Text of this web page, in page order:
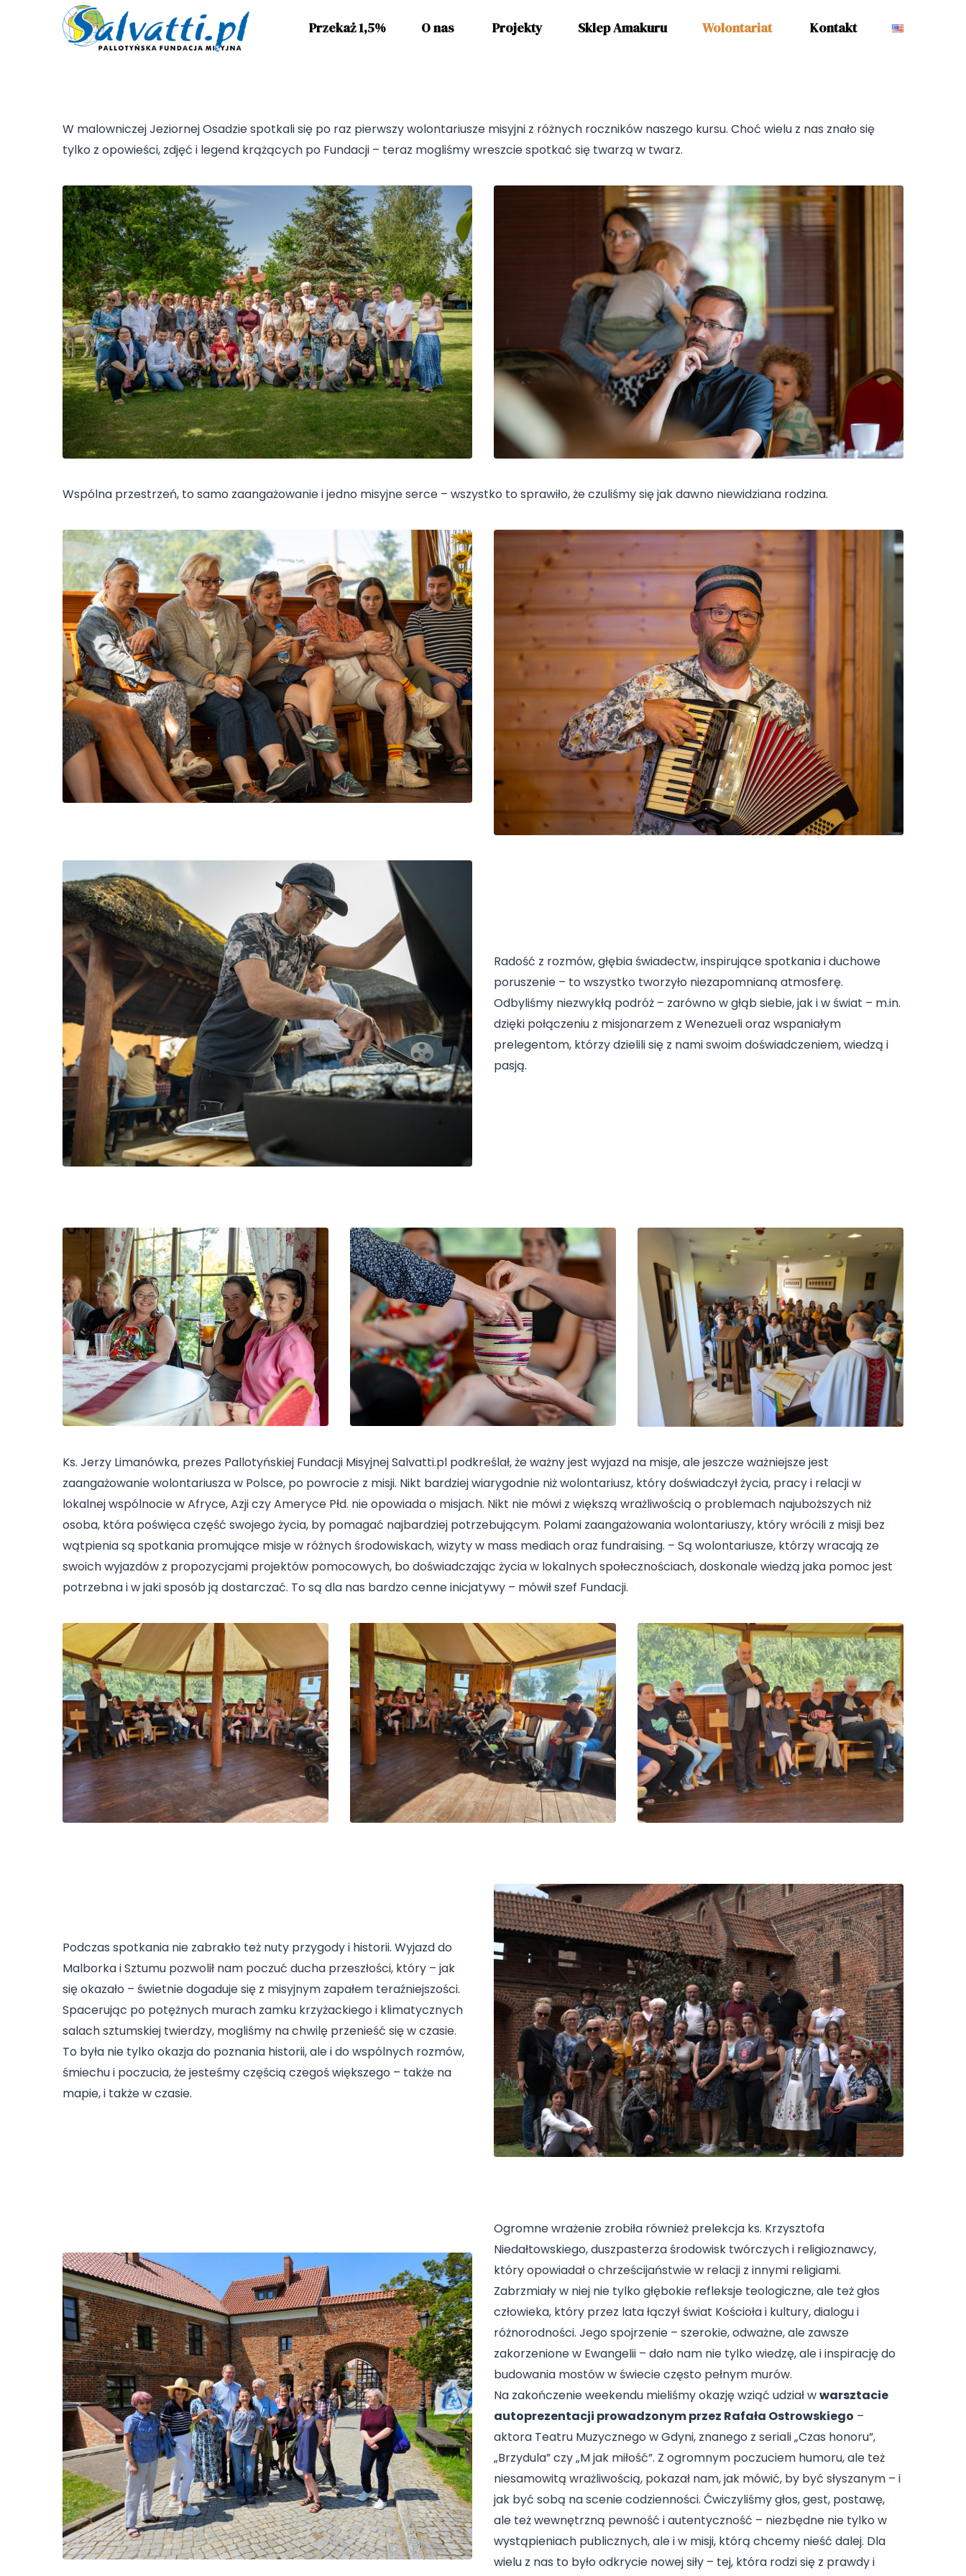
Przekaż 1,5% O nas Projekty Sklep Amakuru Wolontariat Kontakt
W malowniczej Jeziornej Osadzie spotkali się po raz pierwszy wolontariusze misyjni z różnych roczników naszego kursu. Choć wielu z nas znało się
tylko z opowieści, zdjęć i legend krążących po Fundacji – teraz mogliśmy wreszcie spotkać się twarzą w twarz.
Wspólna przestrzeń, to samo zaangażowanie i jedno misyjne serce – wszystko to sprawiło, że czuliśmy się jak dawno niewidziana rodzina.
Radość z rozmów, głębia świadectw, inspirujące spotkania i duchowe
poruszenie – to wszystko tworzyło niezapomnianą atmosferę.
Odbyliśmy niezwykłą podróż – zarówno w głąb siebie, jak i w świat – m.in.
dzięki połączeniu z misjonarzem z Wenezueli oraz wspaniałym
prelegentom, którzy dzielili się z nami swoim doświadczeniem, wiedzą i
pasją.
Ks. Jerzy Limanówka, prezes Pallotyńskiej Fundacji Misyjnej Salvatti.pl podkreślał, że ważny jest wyjazd na misje, ale jeszcze ważniejsze jest
zaangażowanie wolontariusza w Polsce, po powrocie z misji. Nikt bardziej wiarygodnie niż wolontariusz, który doświadczył życia, pracy i relacji w
lokalnej wspólnocie w Afryce, Azji czy Ameryce Płd. nie opowiada o misjach. Nikt nie mówi z większą wrażliwością o problemach najuboższych niż
osoba, która poświęca część swojego życia, by pomagać najbardziej potrzebującym. Polami zaangażowania wolontariuszy, który wrócili z misji bez
wątpienia są spotkania promujące misje w różnych środowiskach, wizyty w mass mediach oraz fundraising. – Są wolontariusze, którzy wracają ze
swoich wyjazdów z propozycjami projektów pomocowych, bo doświadczając życia w lokalnych społecznościach, doskonale wiedzą jaka pomoc jest
potrzebna i w jaki sposób ją dostarczać. To są dla nas bardzo cenne inicjatywy – mówił szef Fundacji.
Podczas spotkania nie zabrakło też nuty przygody i historii. Wyjazd do
Malborka i Sztumu pozwolił nam poczuć ducha przeszłości, który – jak
się okazało – świetnie dogaduje się z misyjnym zapałem teraźniejszości.
Spacerując po potężnych murach zamku krzyżackiego i klimatycznych
salach sztumskiej twierdzy, mogliśmy na chwilę przenieść się w czasie.
To była nie tylko okazja do poznania historii, ale i do wspólnych rozmów,
śmiechu i poczucia, że jesteśmy częścią czegoś większego – także na
mapie, i także w czasie.
Ogromne wrażenie zrobiła również prelekcja ks. Krzysztofa
Niedałtowskiego, duszpasterza środowisk twórczych i religioznawcy,
który opowiadał o chrześcijaństwie w relacji z innymi religiami.
Zabrzmiały w niej nie tylko głębokie refleksje teologiczne, ale też głos
człowieka, który przez lata łączył świat Kościoła i kultury, dialogu i
różnorodności. Jego spojrzenie – szerokie, odważne, ale zawsze
zakorzenione w Ewangelii – dało nam nie tylko wiedzę, ale i inspirację do
budowania mostów w świecie często pełnym murów.
Na zakończenie weekendu mieliśmy okazję wziąć udział wwarsztacie
autoprezentacji prowadzonym przez Rafała Ostrowskiego –
aktora Teatru Muzycznego w Gdyni, znanego z seriali „Czas honoru”,
„Brzydula” czy „M jak miłość”. Z ogromnym poczuciem humoru, ale też
niesamowitą wrażliwością, pokazał nam, jak mówić, by być słyszanym – i
jak być sobą na scenie codzienności. Ćwiczyliśmy głos, gest, postawę,
ale też wewnętrzną pewność i autentyczność – niezbędne nie tylko w
wystąpieniach publicznych, ale i w misji, którą chcemy nieść dalej. Dla
wielu z nas to było odkrycie nowej siły – tej, która rodzi się z prawdy i